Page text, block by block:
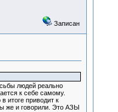
Записан
людей реально
к себе самому.
итоге приводит к
же и говорили. Это АЗЫ